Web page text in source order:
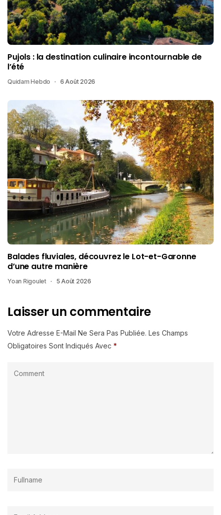
Pujols : la destination culinaire incontournable de
l’été
Quidam Hebdo 6 Août 2026
Balades fluviales, découvrez le Lot-et-Garonne
d’une autre manière
Yoan Rigoulet 5 Août 2026
Laisser un commentaire
Votre Adresse E-Mail Ne Sera Pas Publiée. Les Champs
Obligatoires Sont Indiqués Avec *